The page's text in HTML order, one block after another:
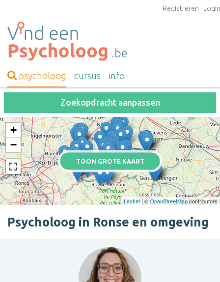
Registreren
psycholoog cursus info
Zoekopdracht aanpassen
TOON GROTE KAART
+
−
Leaflet | ©OpenStreetMapcontributors
Psycholoog in Ronse en omgeving